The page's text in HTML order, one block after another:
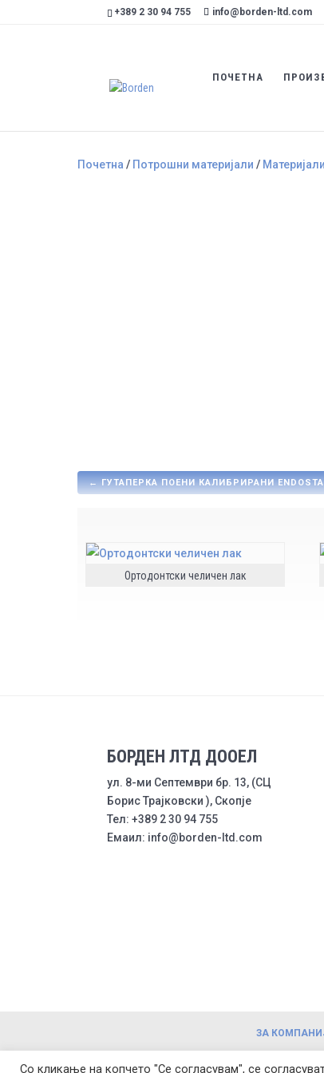
+389 2 30 94 755 info@borden-ltd.com
ПОЧЕТНА
Почетна / Потрошни материјали /
←ГУТАПЕРКА ПОЕНИ КАЛИБРИРАНИ
Ортодонтски челичен лак
БОРДЕН ЛТД ДООЕЛ
ул. 8-ми Септември бр. 13, (СЦ
Борис Трајковски ), Скопје
Тел: +389 2 30 94 755
Емаил: info@borden-ltd.com
ЗА
Со кликање на копчето "Се согласувам", се